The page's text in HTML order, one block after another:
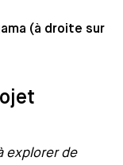
(à droite sur
explorer de